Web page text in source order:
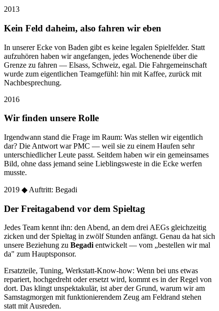
2013
Kein Feld daheim, also fahren wir eben
In unserer Ecke von Baden gibt es keine legalen Spielfelder. Statt
aufzuhören haben wir angefangen, jedes Wochenende über die
Grenze zu fahren — Elsass, Schweiz, egal. Die Fahrgemeinschaft
wurde zum eigentlichen Teamgefühl: hin mit Kaffee, zurück mit
Nachbesprechung.
2016
Wir finden unsere Rolle
Irgendwann stand die Frage im Raum: Was stellen wir eigentlich
dar? Die Antwort war PMC — weil sie zu einem Haufen sehr
unterschiedlicher Leute passt. Seitdem haben wir ein gemeinsames
Bild, ohne dass jemand seine Lieblingsweste in die Ecke werfen
musste.
2019 ◆ Auftritt: Begadi
Der Freitagabend vor dem Spieltag
Jedes Team kennt ihn: den Abend, an dem drei AEGs gleichzeitig
zicken und der Spieltag in zwölf Stunden anfängt. Genau da hat sich
unsere Beziehung zu Begadientwickelt — vom „bestellen wir mal
da" zum Hauptsponsor.
Ersatzteile, Tuning, Werkstatt-Know-how: Wenn bei uns etwas
repariert, hochgedreht oder ersetzt wird, kommt es in der Regel von
dort. Das klingt unspektakulär, ist aber der Grund, warum wir am
Samstagmorgen mit funktionierendem Zeug am Feldrand stehen
statt mit Ausreden.